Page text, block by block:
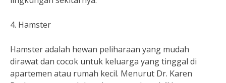
4. Hamster
Hamster adalah hewan peliharaan yang mudah
dirawat dan cocok untuk keluarga yang tinggal di
apartemen atau rumah kecil. Menurut Dr. Karen